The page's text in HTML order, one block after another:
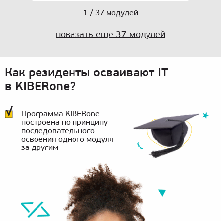
1 / 37 модулей
показать ещё 37 модулей
Как резиденты осваивают IT
в KIBERone?
Программа KIBERone
построена по принципу
последовательного
освоения одного модуля
за другим